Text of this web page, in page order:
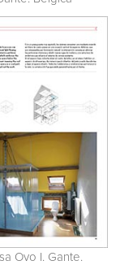
Ovo I. Gante.